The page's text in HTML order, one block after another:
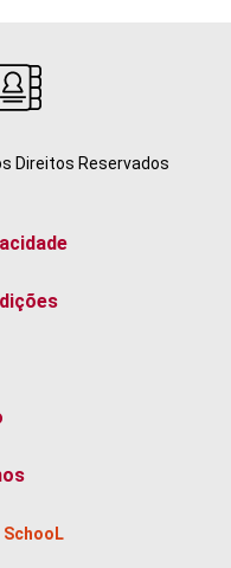
Direitos Reservados
SchooL